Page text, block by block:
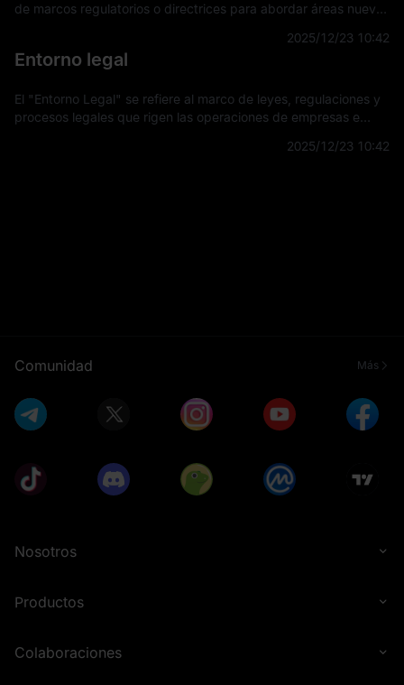
de marcos regulatorios o directrices para abordar áreas nuevas
2025/12/23 10:42
Entorno legal
El "Entorno Legal" se refiere al marco de leyes, regulaciones y
procesos legales que rigen las operaciones de empresas e
2025/12/23 10:42
Comunidad Más
Nosotros
Productos
Colaboraciones